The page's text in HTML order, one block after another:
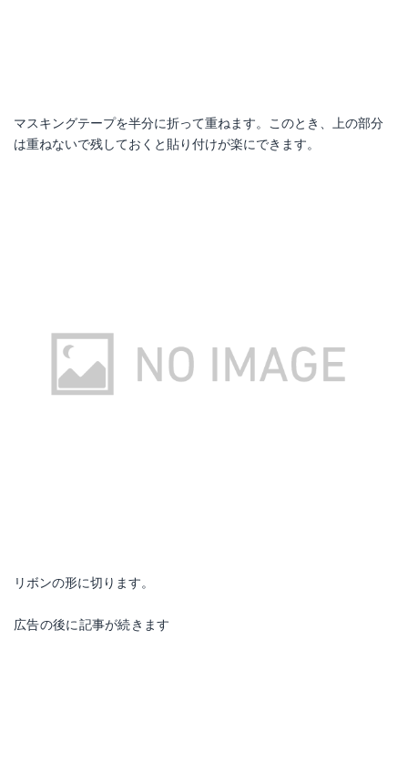
マスキングテープを半分に折って重ねます。このとき、上の部分
は重ねないで残しておくと貼り付けが楽にできます。
リボンの形に切ります。
広告の後に記事が続きます